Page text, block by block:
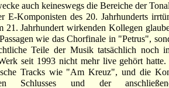
auch keineswegs die Bereiche der
E-Komponisten des 20. Jahrhunderts
21. Jahrhundert wirkenden Kollegen
wie das Chorfinale in "Petrus",
Teile der Musik tatsächlich noch
seit 1993 nicht mehr live gehört
Tracks wie "Am Kreuz", und die
Schlusses und der